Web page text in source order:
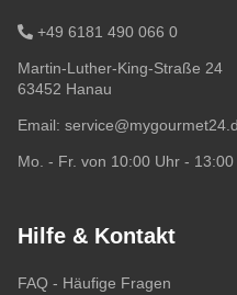
+49 6181 490 066 0
Martin-Luther-King-Straße 24
63452 Hanau
Email:
Mo. - Fr. von 10:00 Uhr - 13:00
Hilfe & Kontakt
FAQ - Häufige Fragen